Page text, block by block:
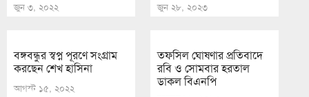
জুন ৩, ২০২২ জুন ২৮, ২০২৩
বঙ্গবন্ধুর স্বপ্ন পূরণে সংগ্রাম
করছেন শেখ হাসিনা
আগস্ট ১৫, ২০২২
তফসিল ঘোষণার প্রতিবাদে
রবি ও সোমবার হরতাল
ডাকল বিএনপি